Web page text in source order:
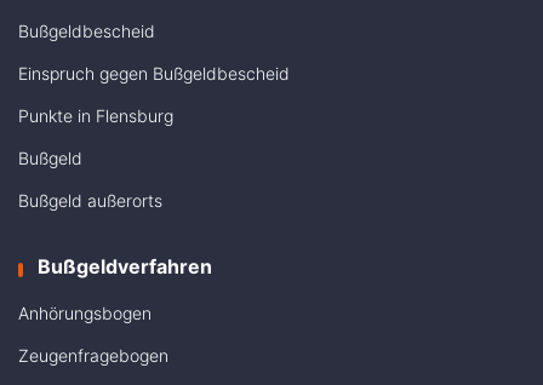
Bußgeldbescheid
Einspruch gegen Bußgeldbescheid
Punkte in Flensburg
Bußgeld
Bußgeld außerorts
Bußgeldverfahren
Anhörungsbogen
Zeugenfragebogen